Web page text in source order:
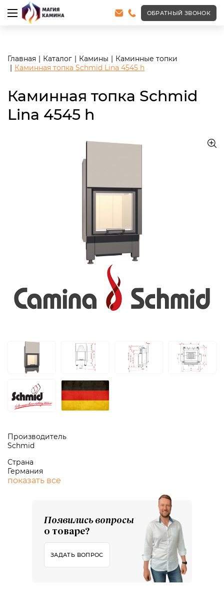
<meta name="robots" content="noindex, follow"/>
ОБРАТНЫЙ ЗВОНОК
Главная Каталог Камины
Каминные топки
Каминная топка Schmid Lina 4545 h
Каминная топка Schmid
Lina 4545 h
Производитель
Schmid
Страна
Германия
показать все
Появились вопросы
о товаре?
ЗАДАТЬ ВОПРОС